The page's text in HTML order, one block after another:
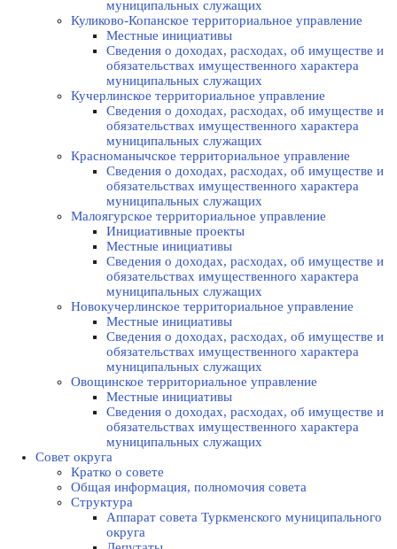
муниципальных служащих
Куликово-Копанское территориальное управление
Местные инициативы
Сведения о доходах, расходах, об имуществе и
обязательствах имущественного характера
муниципальных служащих
Кучерлинское территориальное управление
Сведения о доходах, расходах, об имуществе и
обязательствах имущественного характера
муниципальных служащих
Красноманычское территориальное управление
Сведения о доходах, расходах, об имуществе и
обязательствах имущественного характера
муниципальных служащих
Малоягурское территориальное управление
Инициативные проекты
Местные инициативы
Сведения о доходах, расходах, об имуществе и
обязательствах имущественного характера
муниципальных служащих
Новокучерлинское территориальное управление
Местные инициативы
Сведения о доходах, расходах, об имуществе и
обязательствах имущественного характера
муниципальных служащих
Овощинское территориальное управление
Местные инициативы
Сведения о доходах, расходах, об имуществе и
обязательствах имущественного характера
муниципальных служащих
Совет округа
Кратко о совете
Общая информация, полномочия совета
Структура
Аппарат совета Туркменского муниципального
округа